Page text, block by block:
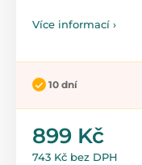
Více informací ›
10 dní
899 Kč
743 Kč bez DPH